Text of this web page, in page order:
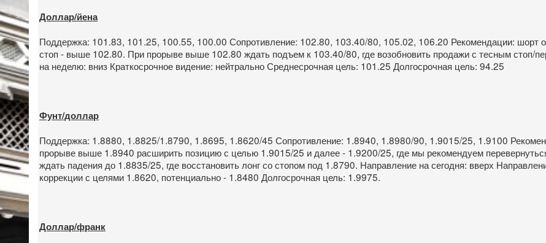
Доллар/йена
Поддержка: 101.83, 101.25, 100.55, 100.00 Сопротивление: 102.80, 103.40/80, 105.02, 106.20 Рекомендации: шорт
стоп - выше 102.80. При прорыве выше 102.80 ждать подъем к 103.40/80, где возобновить продажи с тесным стоп/
на неделю: вниз Краткосрочное видение: нейтрально Среднесрочная цель: 101.25 Долгосрочная цель: 94.25
Фунт/доллар
Поддержка: 1.8880, 1.8825/1.8790, 1.8695, 1.8620/45 Сопротивление: 1.8940, 1.8980/90, 1.9015/25, 1.9100
прорыве выше 1.8940 расширить позицию с целью 1.9015/25 и далее - 1.9200/25, где мы рекомендуем
ждать падения до 1.8835/25, где восстановить лонг со стопом под 1.8790. Направление на сегодня: вверх
коррекции с целями 1.8620, потенциально - 1.8480 Долгосрочная цель: 1.9975.
Доллар/франк